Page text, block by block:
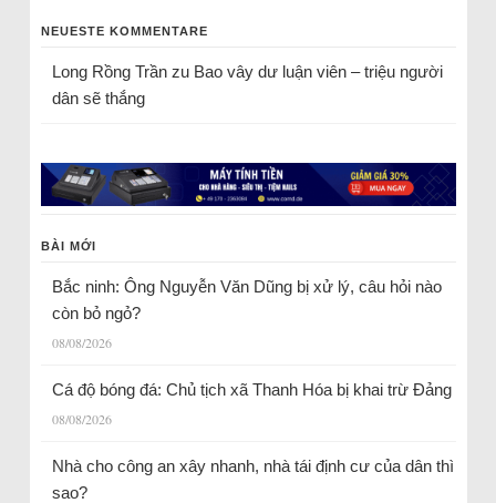
NEUESTE KOMMENTARE
Long Rồng Trầnzu Bao vây dư luận viên – triệu người
dân sẽ thắng
BÀI MỚI
Bắc ninh: Ông Nguyễn Văn Dũng bị xử lý, câu hỏi nào
còn bỏ ngỏ?
08/08/2026
Cá độ bóng đá: Chủ tịch xã Thanh Hóa bị khai trừ Đảng
08/08/2026
Nhà cho công an xây nhanh, nhà tái định cư của dân thì
sao?